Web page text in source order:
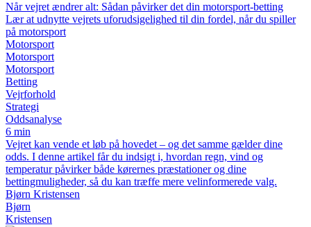
Når vejret ændrer alt: Sådan påvirker det din motorsport-betting
Lær at udnytte vejrets uforudsigelighed til din fordel, når du spiller
på motorsport
Motorsport
Motorsport
Motorsport
Betting
Vejrforhold
Strategi
Oddsanalyse
6 min
Vejret kan vende et løb på hovedet – og det samme gælder dine
odds. I denne artikel får du indsigt i, hvordan regn, vind og
temperatur påvirker både kørernes præstationer og dine
bettingmuligheder, så du kan træffe mere velinformerede valg.
Bjørn Kristensen
Bjørn
Kristensen